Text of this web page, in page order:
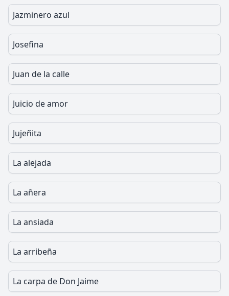
Jazminero azul
Josefina
Juan de la calle
Juicio de amor
Jujeñita
La alejada
La añera
La ansiada
La arribeña
La carpa de Don Jaime